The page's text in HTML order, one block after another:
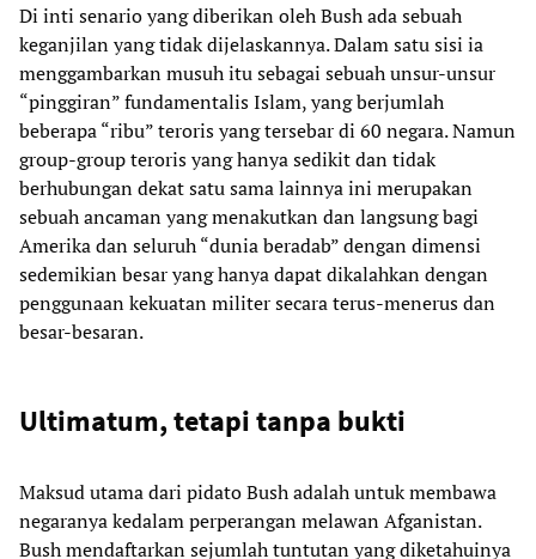
Di inti senario yang diberikan oleh Bush ada sebuah
keganjilan yang tidak dijelaskannya. Dalam satu sisi ia
menggambarkan musuh itu sebagai sebuah unsur-unsur
“pinggiran” fundamentalis Islam, yang berjumlah
beberapa “ribu” teroris yang tersebar di 60 negara. Namun
group-group teroris yang hanya sedikit dan tidak
berhubungan dekat satu sama lainnya ini merupakan
sebuah ancaman yang menakutkan dan langsung bagi
Amerika dan seluruh “dunia beradab” dengan dimensi
sedemikian besar yang hanya dapat dikalahkan dengan
penggunaan kekuatan militer secara terus-menerus dan
besar-besaran.
Ultimatum, tetapi tanpa bukti
Maksud utama dari pidato Bush adalah untuk membawa
negaranya kedalam perperangan melawan Afganistan.
Bush mendaftarkan sejumlah tuntutan yang diketahuinya